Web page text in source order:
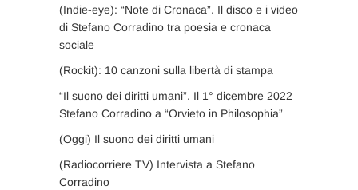
(Indie-eye): “Note di Cronaca”. Il disco e i video
di Stefano Corradino tra poesia e cronaca
sociale
(Rockit): 10 canzoni sulla libertà di stampa
“Il suono dei diritti umani”. Il 1° dicembre 2022
Stefano Corradino a “Orvieto in Philosophia”
(Oggi) Il suono dei diritti umani
(Radiocorriere TV) Intervista a Stefano
Corradino